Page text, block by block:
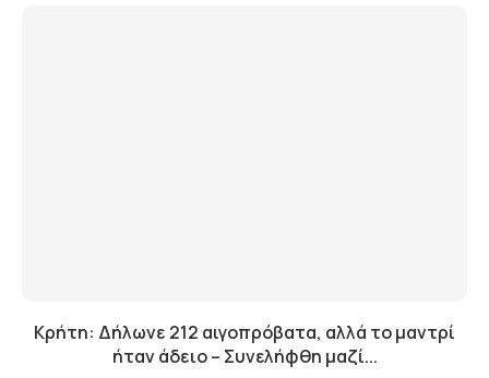
Κρήτη: Δήλωνε 212 αιγοπρόβατα, αλλά το μαντρί
ήταν άδειο – Συνελήφθη μαζί...